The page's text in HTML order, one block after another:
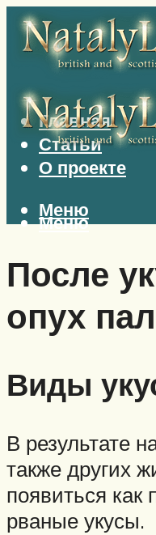
Главная
Статьи
О проекте
Меню
Меню
После
опух
Виды
В результате
также других
появиться как
рваные укусы.